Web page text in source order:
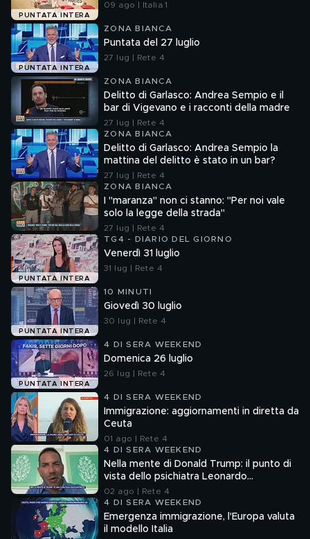
PUNTATA INTERA
09 ago | Italia 1
PUNTATA INTERA
ZONA BIANCA
Puntata del 27 luglio
27 lug | Rete 4
ZONA BIANCA
Delitto di Garlasco: Andrea Sempio e il
bar di Vigevano e i racconti della madre
27 lug | Rete 4
ZONA BIANCA
Delitto di Garlasco: Andrea Sempio la
mattina del delitto è stato in un bar?
27 lug | Rete 4
ZONA BIANCA
I "maranza" non ci stanno: "Per noi vale
solo la legge della strada"
27 lug | Rete 4
PUNTATA INTERA
TG4 - DIARIO DEL GIORNO
Venerdì 31 luglio
31 lug | Rete 4
PUNTATA INTERA
10 MINUTI
Giovedì 30 luglio
30 lug | Rete 4
PUNTATA INTERA
4 DI SERA WEEKEND
Domenica 26 luglio
26 lug | Rete 4
4 DI SERA WEEKEND
Immigrazione: aggiornamenti in diretta da
Ceuta
01 ago | Rete 4
4 DI SERA WEEKEND
Nella mente di Donald Trump: il punto di
vista dello psichiatra Leonardo
Mendolicchio
02 ago | Rete 4
4 DI SERA WEEKEND
Emergenza immigrazione, l'Europa valuta
il modello Italia